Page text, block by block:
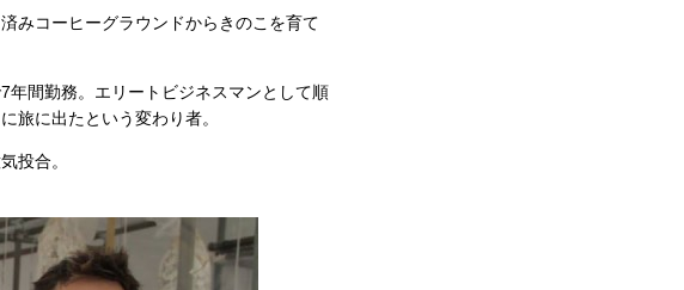
みコーヒーグラウンドからきのこを育て
間勤務。エリートビジネスマンとして順
旅に出たという変わり者。
投合。